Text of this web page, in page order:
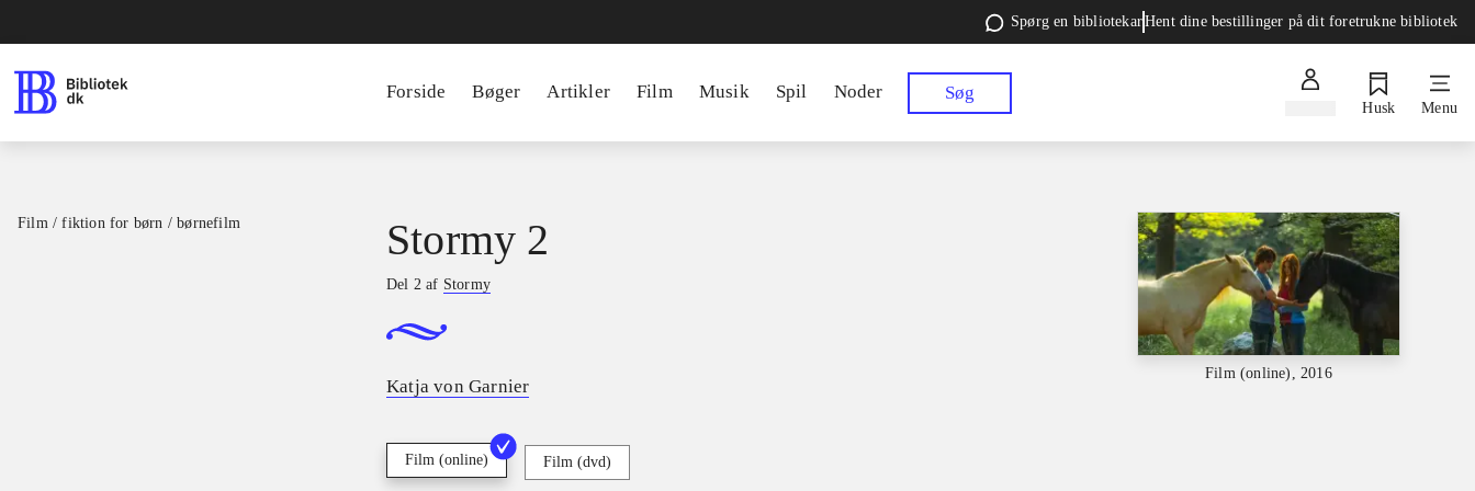
Spørg en bibliotekarHent dine bestillinger på dit foretrukne bibliotek
Forside Bøger Artikler Film Musik Spil Noder Søg
Husk Menu
Film / fiktion for børn / børnefilm
Film (online), 2016
Stormy 2
Del 2 af Stormy
Katja von Garnier
Film (online) Film (dvd)